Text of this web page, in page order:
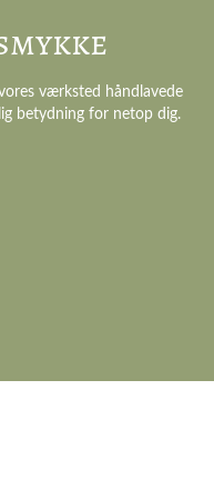
værksted håndlavede
betydning for netop dig.